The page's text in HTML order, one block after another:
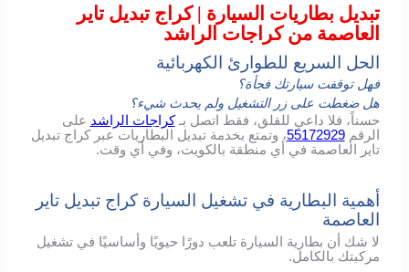
تبديل بطاريات السيارة | كراج تبديل تاير
العاصمة من كراجات الراشد
الحل السريع للطوارئ الكهربائية
فهل توقفت سيارتك فجأة؟
هل ضغطت على زر التشغيل ولم يحدث شيء؟
حسناً، فلا داعي للقلق، فقط اتصل بـكراجات الراشد على
الرقم55172929، وتمتع بخدمة تبديل البطاريات عبر كراج تبديل
تاير العاصمة في أي منطقة بالكويت، وفي أي وقت.
أهمية البطارية في تشغيل السيارة كراج تبديل تاير
العاصمة
لا شك أن بطارية السيارة تلعب دورًا حيويًا وأساسيًا في تشغيل
مركبتك بالكامل.